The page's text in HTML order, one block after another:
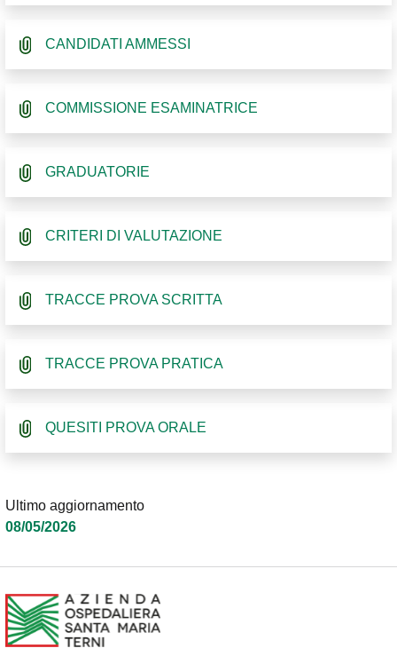
CANDIDATI AMMESSI
COMMISSIONE ESAMINATRICE
GRADUATORIE
CRITERI DI VALUTAZIONE
TRACCE PROVA SCRITTA
TRACCE PROVA PRATICA
QUESITI PROVA ORALE
Ultimo aggiornamento
08/05/2026